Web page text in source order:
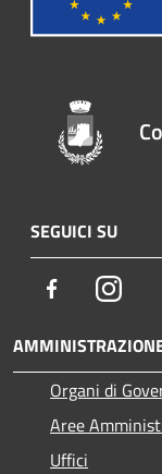
SEGUICI SU
Facebook
Organi di
Aree
Uffici